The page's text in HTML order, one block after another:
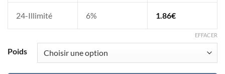
24-Illimité 6% 1.86€
Poids
EFFACER